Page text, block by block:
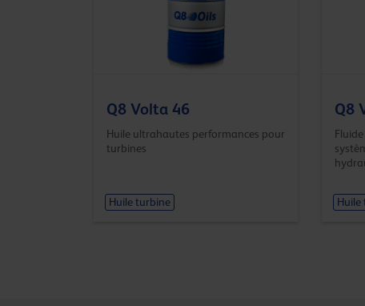
Q8 Volta 46
Huile ultrahautes performances pour
turbines
Huile turbine
Q8
Huile